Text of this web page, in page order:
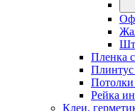
Пленка
Рейка
Клеи,